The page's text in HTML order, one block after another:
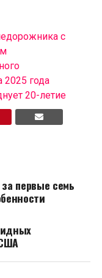
с
2025 года
20-летие
первые семь